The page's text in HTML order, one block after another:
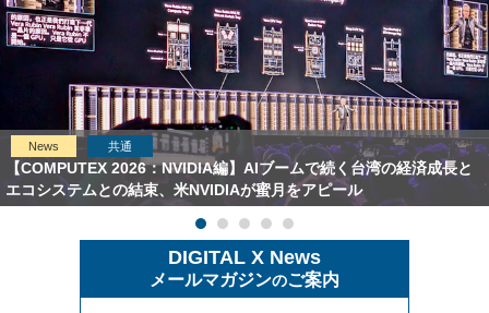
News 共通
【COMPUTEX 2026：NVIDIA編】AIブームで続く台湾の経済成長と
エコシステムとの結束、米NVIDIAが蜜月をアピール
DIGITAL X News
メールマガジンのご案内